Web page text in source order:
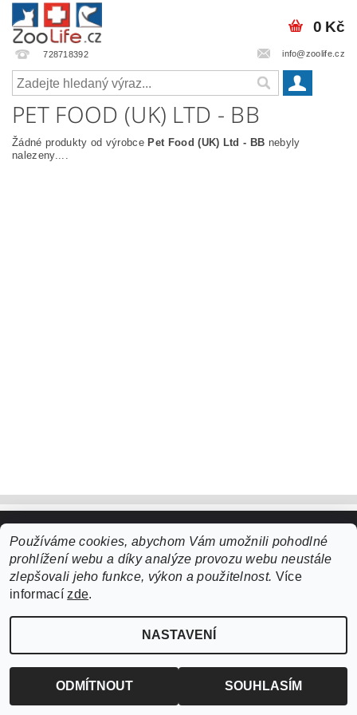
728718392 info@zoolife.cz
0 Kč
PET FOOD (UK) LTD - BB
Žádné produkty od výrobce Pet Food (UK) Ltd - BB nebyly
nalezeny....
2026 ©ZooLife.cz, všechna práva vyhrazenaUpravit nastavení cookies
Vytvořil Shoptet
Používáme cookies, abychom Vám umožnili pohodlné
prohlížení webu a díky analýze provozu webu neustále
zlepšovali jeho funkce, výkon a použitelnost. Více
informacízde.
NASTAVENÍ
ODMÍTNOUT SOUHLASÍM